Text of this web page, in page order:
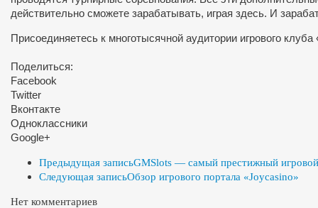
действительно сможете зарабатывать, играя здесь. И
Присоединяетесь к многотысячной аудитории игрового
Поделиться:
Facebook
Twitter
Вконтакте
Одноклассники
Google+
Предыдущая записьGMSlots — самый престижный
Следующая записьОбзор игрового портала «Joycasino»
Нет комментариев